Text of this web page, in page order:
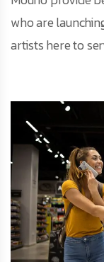
who are
artists here to